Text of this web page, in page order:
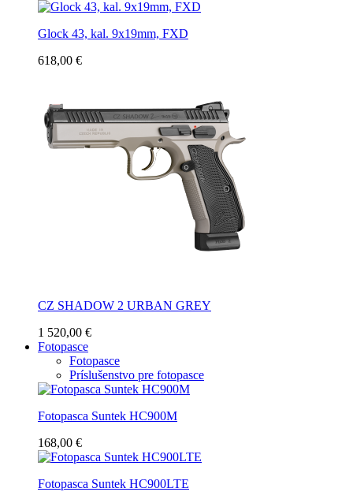
Glock 43, kal. 9x19mm, FXD
618,00 €
CZ SHADOW 2 URBAN GREY
1 520,00 €
Fotopasce
Fotopasce
Príslušenstvo pre fotopasce
Fotopasca Suntek HC900M
168,00 €
Fotopasca Suntek HC900LTE